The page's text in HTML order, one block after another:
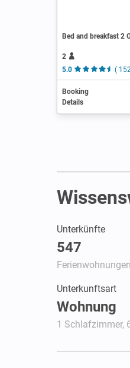
Bed and breakfast 2
2
5.0
( 152
Booking
Details
Unterkünfte
547
Ferienwohnungen
Unterkunftsart
Wohnung
1 Schlafzimmer,